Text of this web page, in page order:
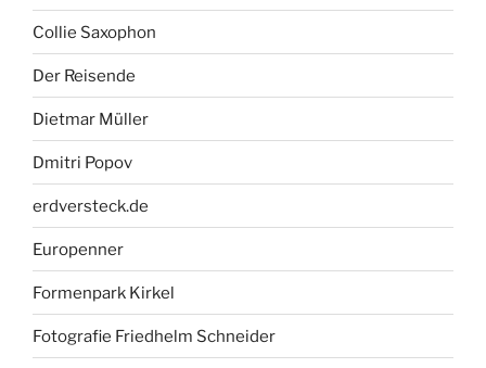
Collie Saxophon
Der Reisende
Dietmar Müller
Dmitri Popov
erdversteck.de
Europenner
Formenpark Kirkel
Fotografie Friedhelm Schneider